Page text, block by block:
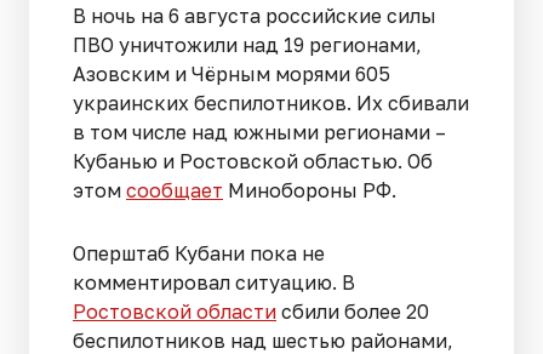
В ночь на 6 августа российские силы
ПВО уничтожили над 19 регионами,
Азовским и Чёрным морями 605
украинских беспилотников. Их сбивали
в том числе над южными регионами –
Кубанью и Ростовской областью. Об
этом сообщает Минобороны РФ.
Оперштаб Кубани пока не
комментировал ситуацию. В
Ростовской области сбили более 20
беспилотников над шестью районами,